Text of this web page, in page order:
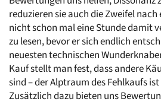
reduzieren sie auch die Zweifel
nicht schon mal eine Stunde damit
zu lesen, bevor er sich endlich
neuesten technischen
Kauf stellt man fest, dass andere
sind – der Alptraum des Fehlkaufs
Zusätzlich dazu bieten uns